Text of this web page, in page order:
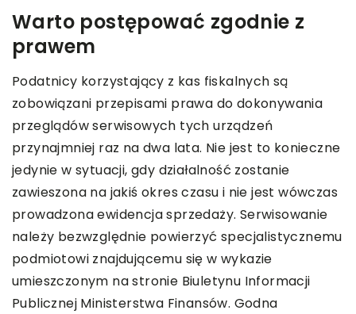
Warto postępować zgodnie z
prawem
Podatnicy korzystający z kas fiskalnych są
zobowiązani przepisami prawa do dokonywania
przeglądów serwisowych tych urządzeń
przynajmniej raz na dwa lata. Nie jest to konieczne
jedynie w sytuacji, gdy działalność zostanie
zawieszona na jakiś okres czasu i nie jest wówczas
prowadzona ewidencja sprzedaży. Serwisowanie
należy bezwzględnie powierzyć specjalistycznemu
podmiotowi znajdującemu się w wykazie
umieszczonym na stronie Biuletynu Informacji
Publicznej Ministerstwa Finansów. Godna